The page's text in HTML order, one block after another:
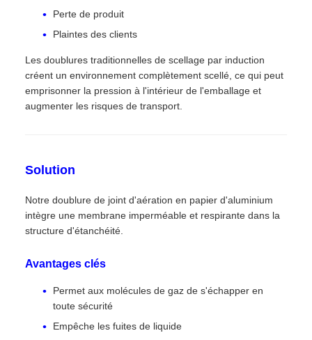
Perte de produit
Plaintes des clients
Les doublures traditionnelles de scellage par induction
créent un environnement complètement scellé, ce qui peut
emprisonner la pression à l'intérieur de l'emballage et
augmenter les risques de transport.
Solution
Notre doublure de joint d'aération en papier d'aluminium
intègre une membrane imperméable et respirante dans la
structure d'étanchéité.
Avantages clés
Permet aux molécules de gaz de s'échapper en
toute sécurité
Empêche les fuites de liquide